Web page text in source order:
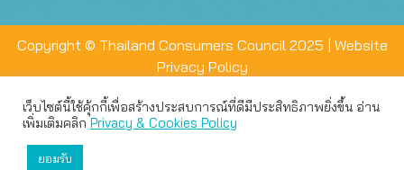
Copyright © Thailand Consumers Council 2025 | Website
Privacy Policy
เว็บไซต์นี้ใช้คุ้กกี้เพื่อสร้างประสบการณ์ที่ดีมีประสิทธิภาพยิ่งขึ้น อ่าน
เพิ่มเติมคลิกPrivacy & Cookies Policy
ยอมรับ
เว็บไซต์นี้ใช้คุกกี้เพื่อมอบประสบการณ์การใช้งานที่ดีให้แก่ท่าน คุณ
สามารถเลือกตั้งค่าความเป็นส่วนตัวได้